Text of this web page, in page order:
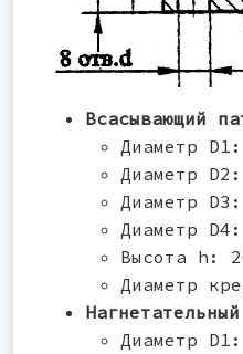
Всасывающий
Диаметр
Диаметр
Диаметр
Диаметр
Высота h:
Диаметр
Диаметр